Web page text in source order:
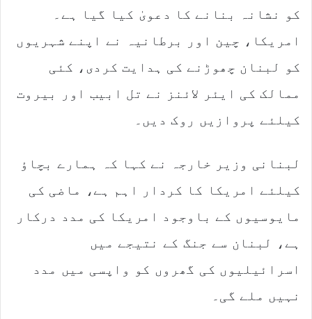
کو نشانہ بنانے کا دعویٰ کیا گیا ہے۔
امریکا، چین اور برطانیہ نے اپنے شہریوں
کو لبنان چھوڑنے کی ہدایت کردی، کئی
ممالک کی ایئر لائنز نے تل ابیب اور بیروت
کیلئے پروازیں روک دیں۔
لبنانی وزیر خارجہ نے کہا کہ ہمارے بچاؤ
کیلئے امریکا کا کردار اہم ہے، ماضی کی
مایوسیوں کے باوجود امریکا کی مدد درکار
ہے، لبنان سے جنگ کے نتیجے میں
اسرائیلیوں کی گھروں کو واپسی میں مدد
نہیں ملے گی۔